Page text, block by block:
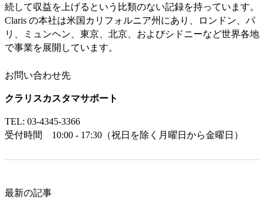
続して収益を上げるという比類のない記録を持っています。
Claris の本社は米国カリフォルニア州にあり、ロンドン、パ
リ、ミュンヘン、東京、北京、およびシドニーなど世界各地
で事業を展開しています。
お問い合わせ先
クラリスカスタマサポート
TEL: 03-4345-3366
受付時間 10:00 - 17:30（祝日を除く月曜日から金曜日）
最新の記事